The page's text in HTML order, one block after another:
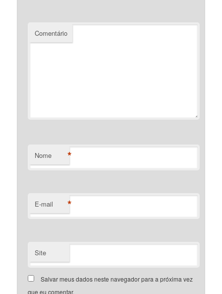
Comentário
Nome *
E-mail *
Site
Salvar meus dados neste navegador para a próxima vez
que eu comentar.